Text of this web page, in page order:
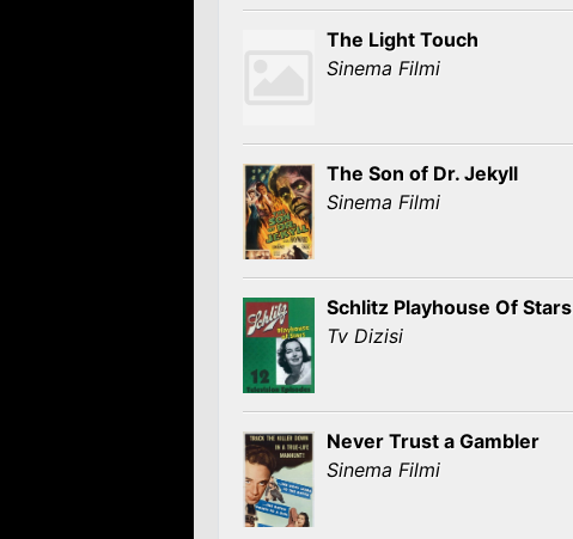
The Light Touch
Sinema Filmi
The Son of Dr. Jekyll
Sinema Filmi
Schlitz Playhouse Of Stars
Tv Dizisi
Never Trust a Gambler
Sinema Filmi